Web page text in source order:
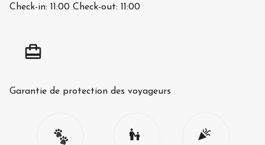
Check-in: 11:00 Check-out: 11:00
Garantie de protection des voyageurs